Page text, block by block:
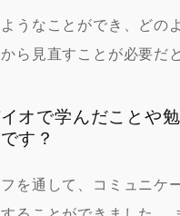
うなことができ、どの
ら見直すことが必要だ
オで学んだことや
す？
を通して、コミュニケ